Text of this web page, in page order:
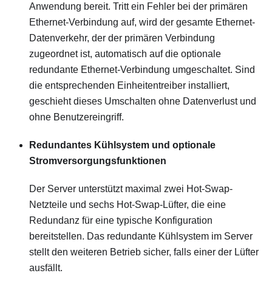
Anwendung bereit. Tritt ein Fehler bei der primären
Ethernet-Verbindung auf, wird der gesamte Ethernet-
Datenverkehr, der der primären Verbindung
zugeordnet ist, automatisch auf die optionale
redundante Ethernet-Verbindung umgeschaltet. Sind
die entsprechenden Einheitentreiber installiert,
geschieht dieses Umschalten ohne Datenverlust und
ohne Benutzereingriff.
Redundantes Kühlsystem und optionale
Stromversorgungsfunktionen
Der Server unterstützt maximal zwei Hot-Swap-
Netzteile und sechs Hot-Swap-Lüfter, die eine
Redundanz für eine typische Konfiguration
bereitstellen. Das redundante Kühlsystem im Server
stellt den weiteren Betrieb sicher, falls einer der Lüfter
ausfällt.